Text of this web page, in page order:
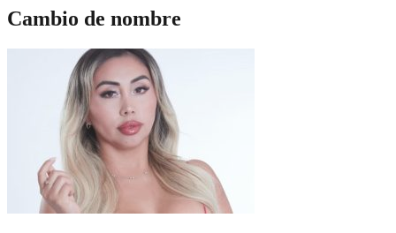
Cambio de nombre